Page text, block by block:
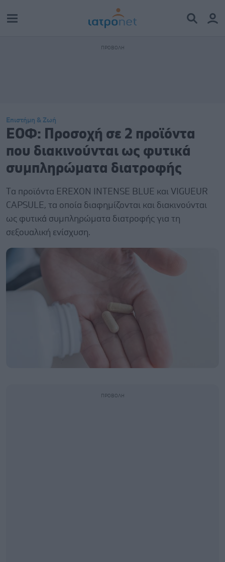
Επιστήμη & Ζωή
ΕΟΦ: Προσοχή σε 2 προϊόντα
που διακινούνται ως φυτικά
συμπληρώματα διατροφής
Tα προϊόντα EREXON INTENSE BLUE και VIGUEUR
CAPSULE, τα οποία διαφημίζονται και διακινούνται
ως φυτικά συμπληρώματα διατροφής για τη
σεξουαλική ενίσχυση.